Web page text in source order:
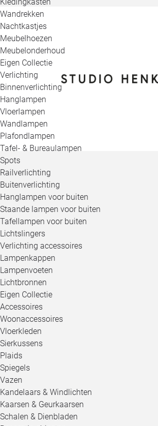
Wandrekken
Nachtkastjes
Meubelhoezen
Meubelonderhoud
Eigen Collectie
Verlichting
Binnenverlichting
Hanglampen
Vloerlampen
Wandlampen
Plafondlampen
Tafel- & Bureaulampen
Spots
Railverlichting
Buitenverlichting
Hanglampen voor buiten
Staande lampen voor buiten
Tafellampen voor buiten
Lichtslingers
Verlichting accessoires
Lampenkappen
Lampenvoeten
Lichtbronnen
Eigen Collectie
Accessoires
Woonaccessoires
Vloerkleden
Sierkussens
Plaids
Spiegels
Vazen
Kandelaars & Windlichten
Kaarsen & Geurkaarsen
Schalen & Dienbladen